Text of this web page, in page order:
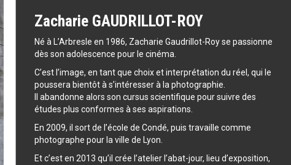
Zacharie GAUDRILLOT-ROY
Né à L’Arbresle en 1986, Zacharie Gaudrillot-Roy se passionne
dès son adolescence pour le cinéma.
C’est l’image, en tant que choix et interprétation du réel, qui le
poussera bientôt à s’intéresser à la photographie.
Il abandonne alors son cursus scientifique pour suivre des
études plus conformes à ses aspirations.
En 2009, il sort de l’école de Condé, puis travaille comme
photographe pour la ville de Lyon.
Et c’est en 2013 qu’il crée l’atelier l’abat-jour, lieu d’exposition,